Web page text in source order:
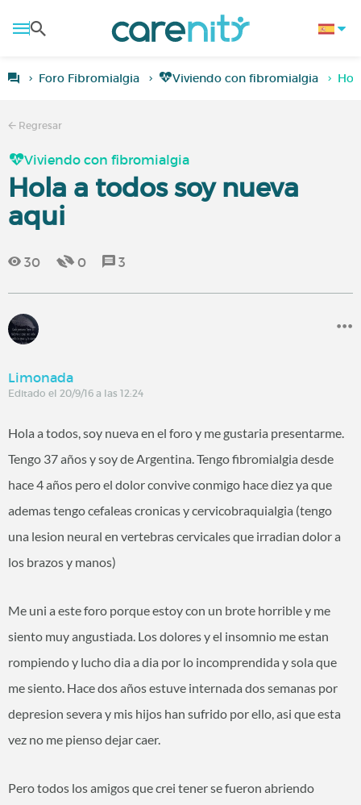
Foro Fibromialgia Viviendo con fibromialgia
Regresar
Viviendo con fibromialgia
Hola a todos soy nueva
aqui
30 0 3
Limonada
Editado el 20/9/16 a las 12:24
Hola a todos, soy nueva en el foro y me gustaria presentarme.
Tengo 37 años y soy de Argentina. Tengo fibromialgia desde
hace 4 años pero el dolor convive conmigo hace diez ya que
ademas tengo cefaleas cronicas y cervicobraquialgia (tengo
una lesion neural en vertebras cervicales que irradian dolor a
los brazos y manos)
Me uni a este foro porque estoy con un brote horrible y me
siento muy angustiada. Los dolores y el insomnio me estan
rompiendo y lucho dia a dia por lo incomprendida y sola que
me siento. Hace dos años estuve internada dos semanas por
depresion severa y mis hijos han sufrido por ello, asi que esta
vez no me pienso dejar caer.
Pero todos los amigos que crei tener se fueron abriendo